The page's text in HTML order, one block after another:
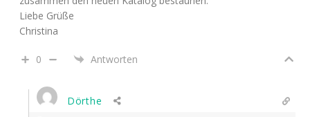
Liebe Grüße
Christina
0 Antworten
Dörthe